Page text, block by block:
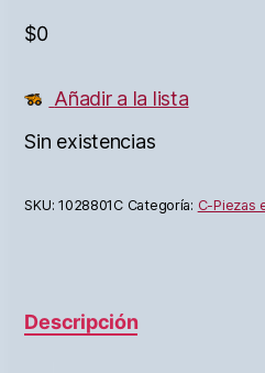
$0
Añadir a la lista
Sin existencias
SKU:1028801C Categoría: C-Piezas
Descripción